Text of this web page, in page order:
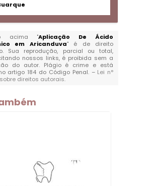
acima "Aplicação De Ácido
em Aricanduva" é de direito
Sua reprodução, parcial ou total,
nossos links, é proibida sem a
do autor. Plágio é crime e está
artigo 184 do Código Penal. – Lei n°
direitos autorais.